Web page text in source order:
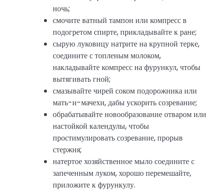
ночь;
смочите ватный тампон или компресс в
подогретом спирте, прикладывайте к ране;
сырую луковицу натрите на крупной терке,
соедините с топленым молоком,
накладывайте компресс на фурункул, чтобы
вытягивать гной;
смазывайте чирей соком подорожника или
мать-и-мачехи, дабы ускорить созревание;
обрабатывайте новообразование отваром или
настойкой календулы, чтобы
простимулировать созревание, прорыв
стержня;
натертое хозяйственное мыло соедините с
запеченным луком, хорошо перемешайте,
приложите к фурункулу.